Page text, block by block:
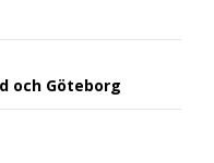
och Göteborg